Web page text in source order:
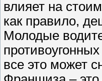
влияет на
как правило,
Молодые
все это может